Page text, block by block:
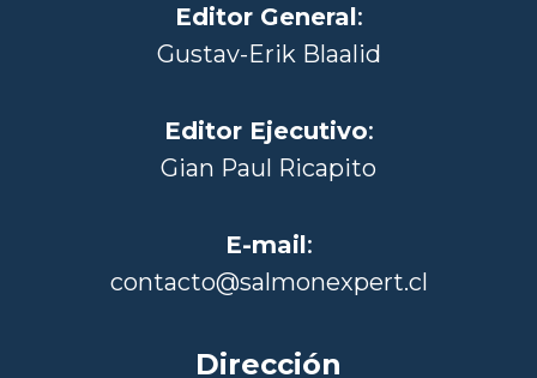
Editor General:
Gustav-Erik Blaalid
Editor Ejecutivo:
Gian Paul Ricapito
E-mail:
contacto@salmonexpert.cl
Dirección